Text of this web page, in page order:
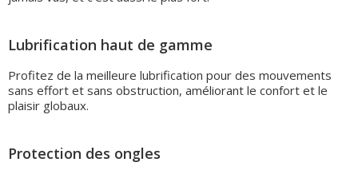
Lubrification haut de gamme
Profitez de la meilleure lubrification pour des mouvements
sans effort et sans obstruction, améliorant le confort et le
plaisir globaux.
Protection des ongles